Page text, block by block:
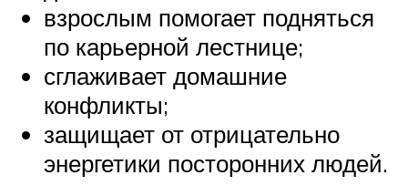
взрослым помогает подняться
по карьерной лестнице;
сглаживает домашние
конфликты;
защищает от отрицательно
энергетики посторонних людей.